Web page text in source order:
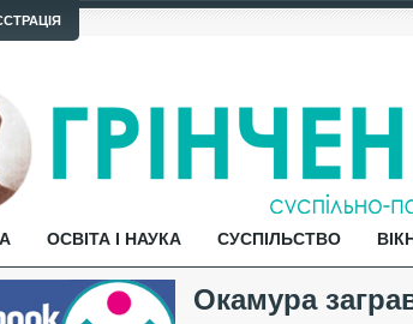
ОСВІТА І НАУКА СУСПІЛЬСТВО
Окамура